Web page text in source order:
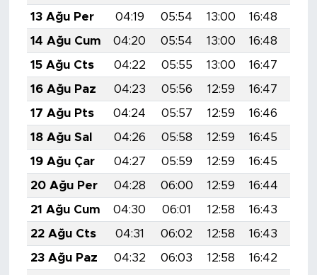
13 Ağu Per
04:19 05:54 13:00 16:48
14 Ağu Cum
04:20 05:54 13:00 16:48
15 Ağu Cts
04:22 05:55 13:00 16:47
16 Ağu Paz
04:23 05:56 12:59 16:47
17 Ağu Pts
04:24 05:57 12:59 16:46
18 Ağu Sal
04:26 05:58 12:59 16:45
19 Ağu Çar
04:27 05:59 12:59 16:45
20 Ağu Per
04:28 06:00 12:59 16:44
21 Ağu Cum
04:30 06:01 12:58 16:43
22 Ağu Cts
04:31 06:02 12:58 16:43
23 Ağu Paz
04:32 06:03 12:58 16:42